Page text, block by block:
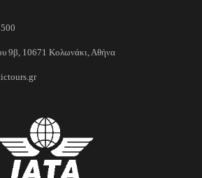
9β, 10671 Κολωνάκι, Αθήνα